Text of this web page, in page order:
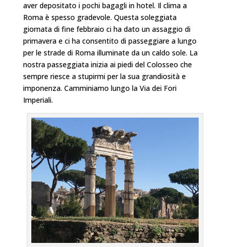
aver depositato i pochi bagagli in hotel. Il clima a
Roma è spesso gradevole. Questa soleggiata
giornata di fine febbraio ci ha dato un assaggio di
primavera e ci ha consentito di passeggiare a lungo
per le strade di Roma illuminate da un caldo sole. La
nostra passeggiata inizia ai piedi del Colosseo che
sempre riesce a stupirmi per la sua grandiosità e
imponenza. Camminiamo lungo la Via dei Fori
Imperiali.